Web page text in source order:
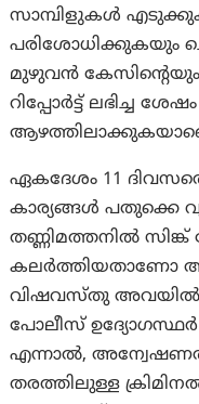
സാമ്പിളുകൾ
പരിശോധിക്കുകയും
മുഴുവൻ കേസിന്റെയും
റിപ്പോർട്ട് ലഭിച്ച
ഏകദേശം 11
കാര്യങ്ങള്‍ പതുക്കെ
തണ്ണിമത്തനിൽ
കലർത്തിയതാണോ
വിഷവസ്തു
പോലീസ്
എന്നാല്‍,
തരത്തിലുള്ള